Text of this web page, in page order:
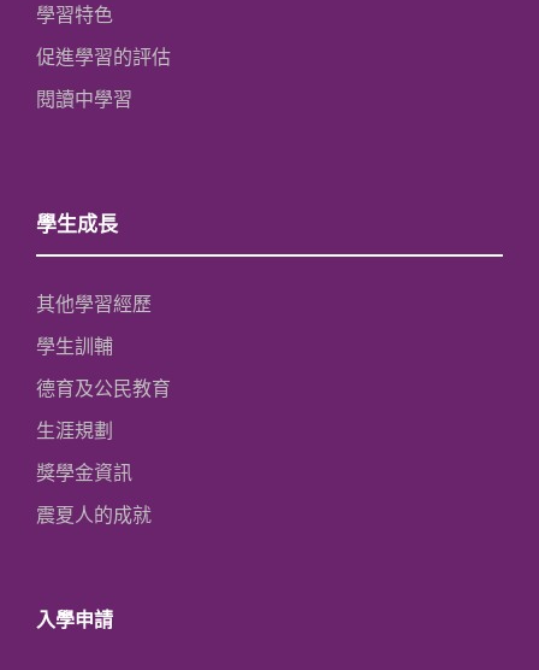
學習特色
促進學習的評估
閱讀中學習
學生成長
其他學習經歷
學生訓輔
德育及公民教育
生涯規劃
獎學金資訊
震夏人的成就
入學申請